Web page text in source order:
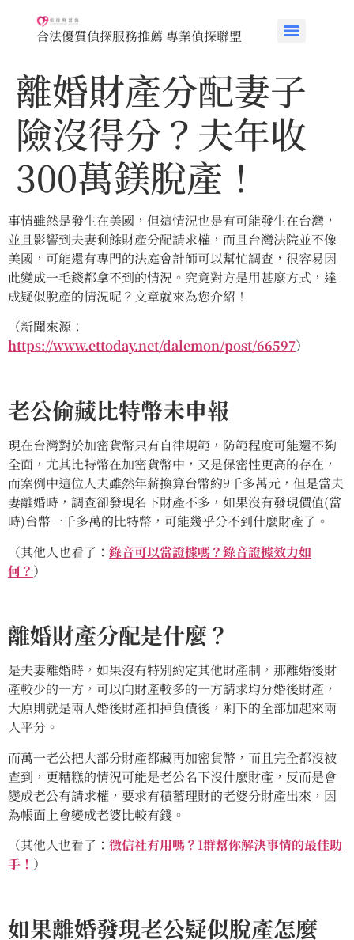
合法優質偵探服務推薦 專業偵探聯盟
離婚財產分配妻子
險沒得分？夫年收
300萬鎂脫產！
事情雖然是發生在美國，但這情況也是有可能發生在台灣，
並且影響到夫妻剩餘財產分配請求權，而且台灣法院並不像
美國，可能還有專門的法庭會計師可以幫忙調查，很容易因
此變成一毛錢都拿不到的情況。究竟對方是用甚麼方式，達
成疑似脫產的情況呢？文章就來為您介紹！
（新聞來源：
https://www.ettoday.net/dalemon/post/66597）
老公偷藏比特幣未申報
現在台灣對於加密貨幣只有自律規範，防範程度可能還不夠
全面，尤其比特幣在加密貨幣中，又是保密性更高的存在，
而案例中這位人夫雖然年薪換算台幣約9千多萬元，但是當夫
妻離婚時，調查卻發現名下財產不多，如果沒有發現價值(當
時)台幣一千多萬的比特幣，可能幾乎分不到什麼財產了。
（其他人也看了： 錄音可以當證據嗎？錄音證據效力如
何？ ）
離婚財產分配是什麼？
是夫妻離婚時，如果沒有特別約定其他財產制，那離婚後財
產較少的一方，可以向財產較多的一方請求均分婚後財產，
大原則就是兩人婚後財產扣掉負債後，剩下的全部加起來兩
人平分。
而萬一老公把大部分財產都藏再加密貨幣，而且完全都沒被
查到，更糟糕的情況可能是老公名下沒什麼財產，反而是會
變成老公有請求權，要求有積蓄理財的老婆分財產出來，因
為帳面上會變成老婆比較有錢。
（其他人也看了： 徵信社有用嗎？1群幫你解決事情的最佳助
手！ ）
如果離婚發現老公疑似脫產怎麼